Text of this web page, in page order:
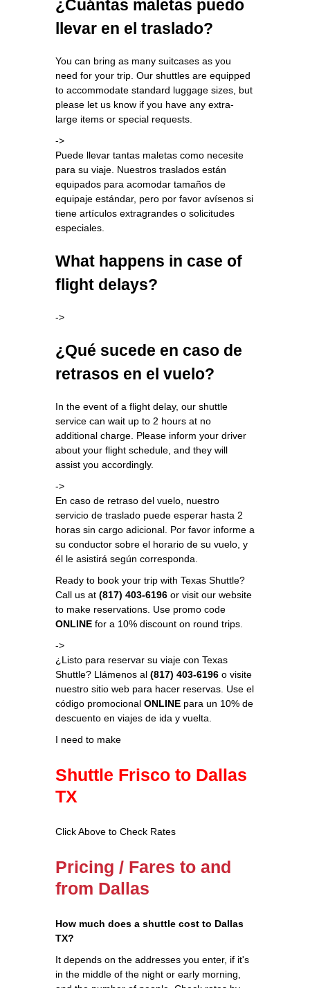
¿Cuántas maletas puedo
llevar en el traslado?
You can bring as many suitcases as you
need for your trip. Our shuttles are equipped
to accommodate standard luggage sizes, but
please let us know if you have any extra-
large items or special requests.
->
Puede llevar tantas maletas como necesite
para su viaje. Nuestros traslados están
equipados para acomodar tamaños de
equipaje estándar, pero por favor avísenos si
tiene artículos extragrandes o solicitudes
especiales.
What happens in case of
flight delays?
->
¿Qué sucede en caso de
retrasos en el vuelo?
In the event of a flight delay, our shuttle
service can wait up to 2 hours at no
additional charge. Please inform your driver
about your flight schedule, and they will
assist you accordingly.
->
En caso de retraso del vuelo, nuestro
servicio de traslado puede esperar hasta 2
horas sin cargo adicional. Por favor informe a
su conductor sobre el horario de su vuelo, y
él le asistirá según corresponda.
Ready to book your trip with Texas Shuttle?
Call us at (817) 403-6196 or visit our website
to make reservations. Use promo code
ONLINE for a 10% discount on round trips.
->
¿Listo para reservar su viaje con Texas
Shuttle? Llámenos al (817) 403-6196 o visite
nuestro sitio web para hacer reservas. Use el
código promocional ONLINE para un 10% de
descuento en viajes de ida y vuelta.
I need to make
Shuttle Frisco to Dallas
TX
Click Above to Check Rates
Pricing / Fares to and
from Dallas
How much does a shuttle cost to Dallas
TX?
It depends on the addresses you enter, if it's
in the middle of the night or early morning,